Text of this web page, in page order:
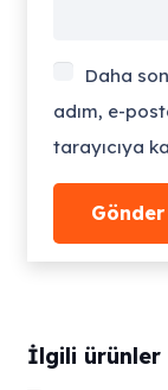
Daha
adım, e-
tarayıcıya
İlgili ürünler